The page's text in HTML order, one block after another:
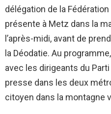
délégation de la
présente à Metz dans la
l’après-midi, avant de
la Déodatie. Au
avec les dirigeants du
presse dans les deux
citoyen dans la montagne